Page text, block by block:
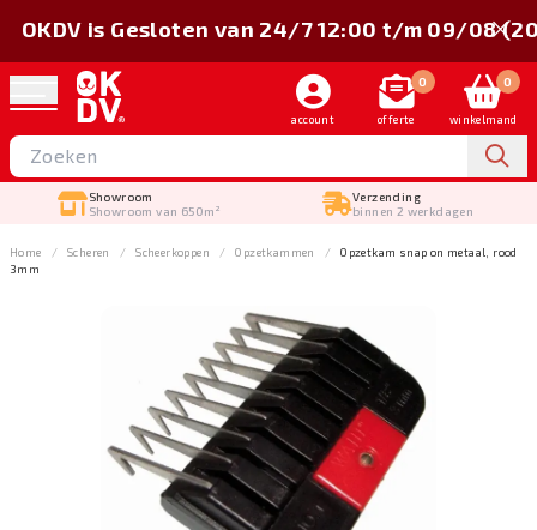
account
0
offerte
0
winkelmand
Showroom
Showroom van 650m²
Verzending
binnen 2 werkdagen
OKDV is Gesloten van 24/7 12:00 t/m 09/08
Home Scheren Scheerkoppen Opzetkammen
Opzetkam snap on metaal, rood
3mm